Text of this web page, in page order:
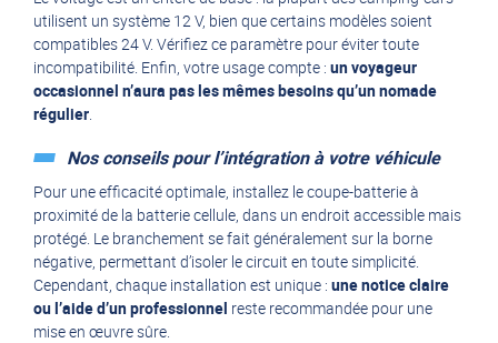
utilisent un système 12 V, bien que certains modèles soient
compatibles 24 V. Vérifiez ce paramètre pour éviter toute
incompatibilité. Enfin, votre usage compte : un voyageur
occasionnel n’aura pas les mêmes besoins qu’un nomade
régulier.
Nos conseils pour l’intégration à votre véhicule
Pour une efficacité optimale, installez le coupe-batterie à
proximité de la batterie cellule, dans un endroit accessible mais
protégé. Le branchement se fait généralement sur la borne
négative, permettant d’isoler le circuit en toute simplicité.
Cependant, chaque installation est unique : une notice claire
ou l’aide d’un professionnel reste recommandée pour une
mise en œuvre sûre.